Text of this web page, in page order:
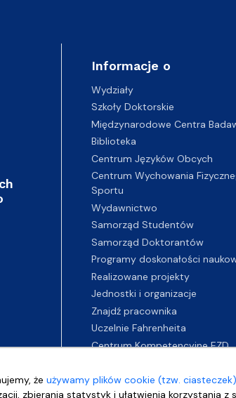
żeużywamy plików cookie (tzw. ciasteczek)
zbierania statystyk i ułatwienia korzystania z
Informacje o
Wydziały
Szkoły Doktorskie
Międzynarodowe Centra
Biblioteka
Centrum Języków Obcych
Centrum Wychowania
Sportu
Wydawnictwo
Samorząd Studentów
Samorząd Doktorantów
Programy doskonałości
Realizowane projekty
Jednostki i organizacje
Znajdź pracownika
Uczelnie Fahrenheita
Centrum Kompetencyjne EZD